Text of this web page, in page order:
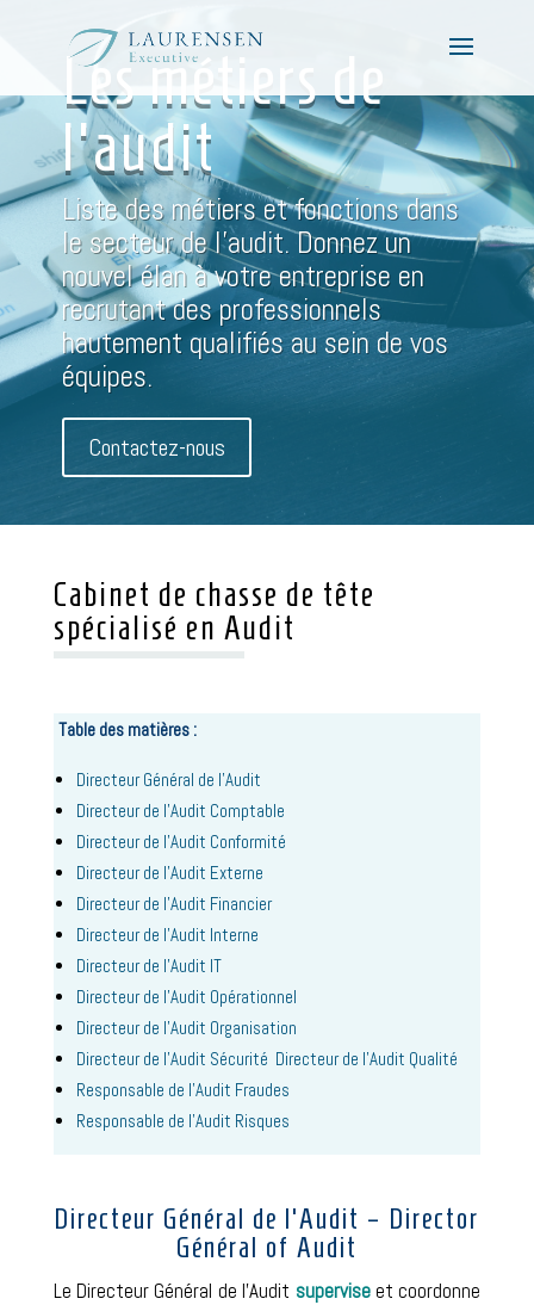
Les métiers de
l'audit
Liste des métiers et fonctions dans
le secteur de l'audit. Donnez un
nouvel élan à votre entreprise en
recrutant des professionnels
hautement qualifiés au sein de vos
équipes.
Contactez-nous
Cabinet de chasse de tête
spécialisé en Audit
Table des matières :
Directeur Général de l’Audit
Directeur de l’Audit Comptable
Directeur de l’Audit Conformité
Directeur de l’Audit Externe
Directeur de l’Audit Financier
Directeur de l’Audit Interne
Directeur de l’Audit IT
Directeur de l’Audit Opérationnel
Directeur de l’Audit Organisation
Directeur de l’Audit Sécurité Directeur de l’Audit Qualité
Responsable de l’Audit Fraudes
Responsable de l’Audit Risques
Directeur Général de l’Audit – Director
Général of Audit
Le Directeur Général de l’Audit superviseet coordonne